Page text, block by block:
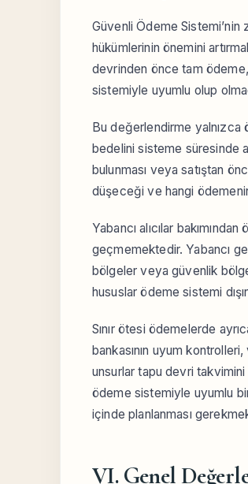
Güvenli Ödeme
hükümlerinin önemini
devrinden önce tam
sistemiyle uyumlu olup
Bu değerlendirme yalnızca
bedelini sisteme süresinde
bulunması veya satıştan
düşeceği ve hangi
Yabancı alıcılar
geçmemektedir. Yabancı
bölgeler veya güvenlik
hususlar ödeme sistemi
Sınır ötesi ödemelerde
bankasının uyum
unsurlar tapu devri takvimini
ödeme sistemiyle uyumlu
içinde planlanması
VI. Genel